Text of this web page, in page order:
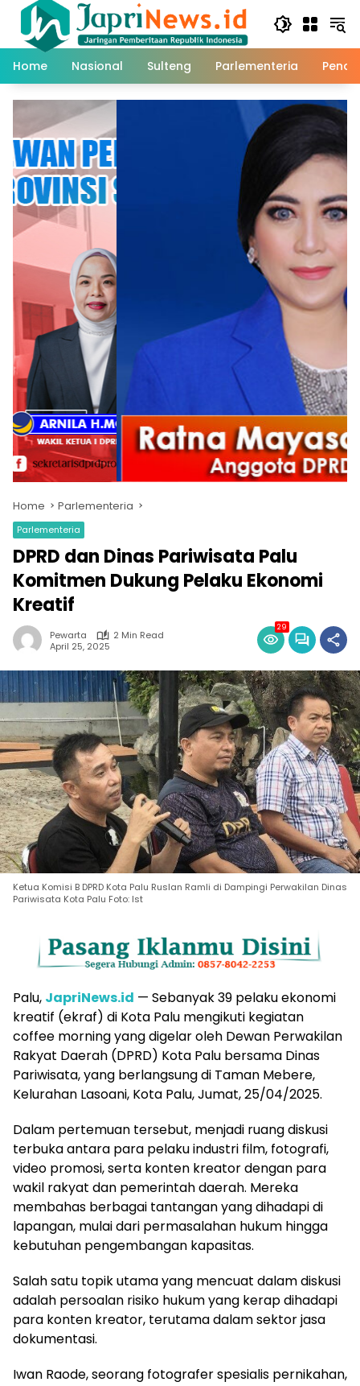
content
Home
Nasional Sulteng Parlementeria
Home Parlementeria
Parlementeria
DPRD dan Dinas Pariwisata Palu
Komitmen Dukung Pelaku Ekonomi
Kreatif
Pewarta
2 Min Read
April 25, 2025
29
Ketua Komisi B DPRD Kota Palu Ruslan Ramli di Dampingi Perwakilan Dinas
Pariwisata Kota Palu Foto: Ist
Palu, JapriNews.id — Sebanyak 39 pelaku ekonomi
kreatif (ekraf) di Kota Palu mengikuti kegiatan
coffee morning yang digelar oleh Dewan Perwakilan
Rakyat Daerah (DPRD) Kota Palu bersama Dinas
Pariwisata, yang berlangsung di Taman Mebere,
Kelurahan Lasoani, Kota Palu, Jumat, 25/04/2025.
Dalam pertemuan tersebut, menjadi ruang diskusi
terbuka antara para pelaku industri film, fotografi,
video promosi, serta konten kreator dengan para
wakil rakyat dan pemerintah daerah. Mereka
membahas berbagai tantangan yang dihadapi di
lapangan, mulai dari permasalahan hukum hingga
kebutuhan pengembangan kapasitas.
Salah satu topik utama yang mencuat dalam diskusi
adalah persoalan risiko hukum yang kerap dihadapi
para konten kreator, terutama dalam sektor jasa
dokumentasi.
Iwan Raode, seorang fotografer spesialis pernikahan,